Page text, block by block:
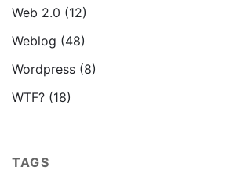
Web 2.0 (12)
Weblog (48)
Wordpress (8)
WTF? (18)
TAGS